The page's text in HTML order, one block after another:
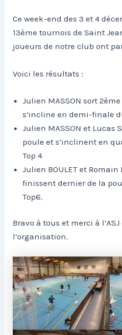
Ce week-end des 3 et 4
13ème tournois de Saint
joueurs de notre club ont
Voici les résultats :
Julien MASSON sort
s’incline en demi-finale
Julien MASSON et Lucas
poule et s’inclinent en
Top 4
Julien BOULET et Romain
finissent dernier de la
Top6.
Bravo à tous et merci à
l’organisation.